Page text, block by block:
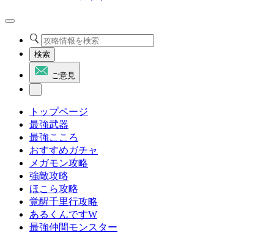
検索
ご意見
トップページ
最強武器
最強こころ
おすすめガチャ
メガモン攻略
強敵攻略
ほこら攻略
覚醒千里行攻略
あるくんですW
最強仲間モンスター